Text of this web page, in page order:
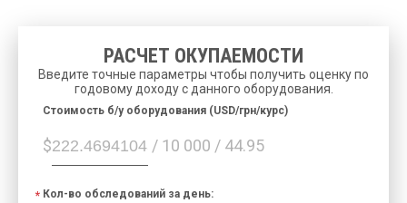
РАСЧЕТ ОКУПАЕМОСТИ
Введите точные параметры чтобы получить оценку по
годовому доходу с данного оборудования.
$ / 10 000 / 44.95
Cтоимость б/у оборудования (USD/грн/курс)
Кол-во обследований за день: